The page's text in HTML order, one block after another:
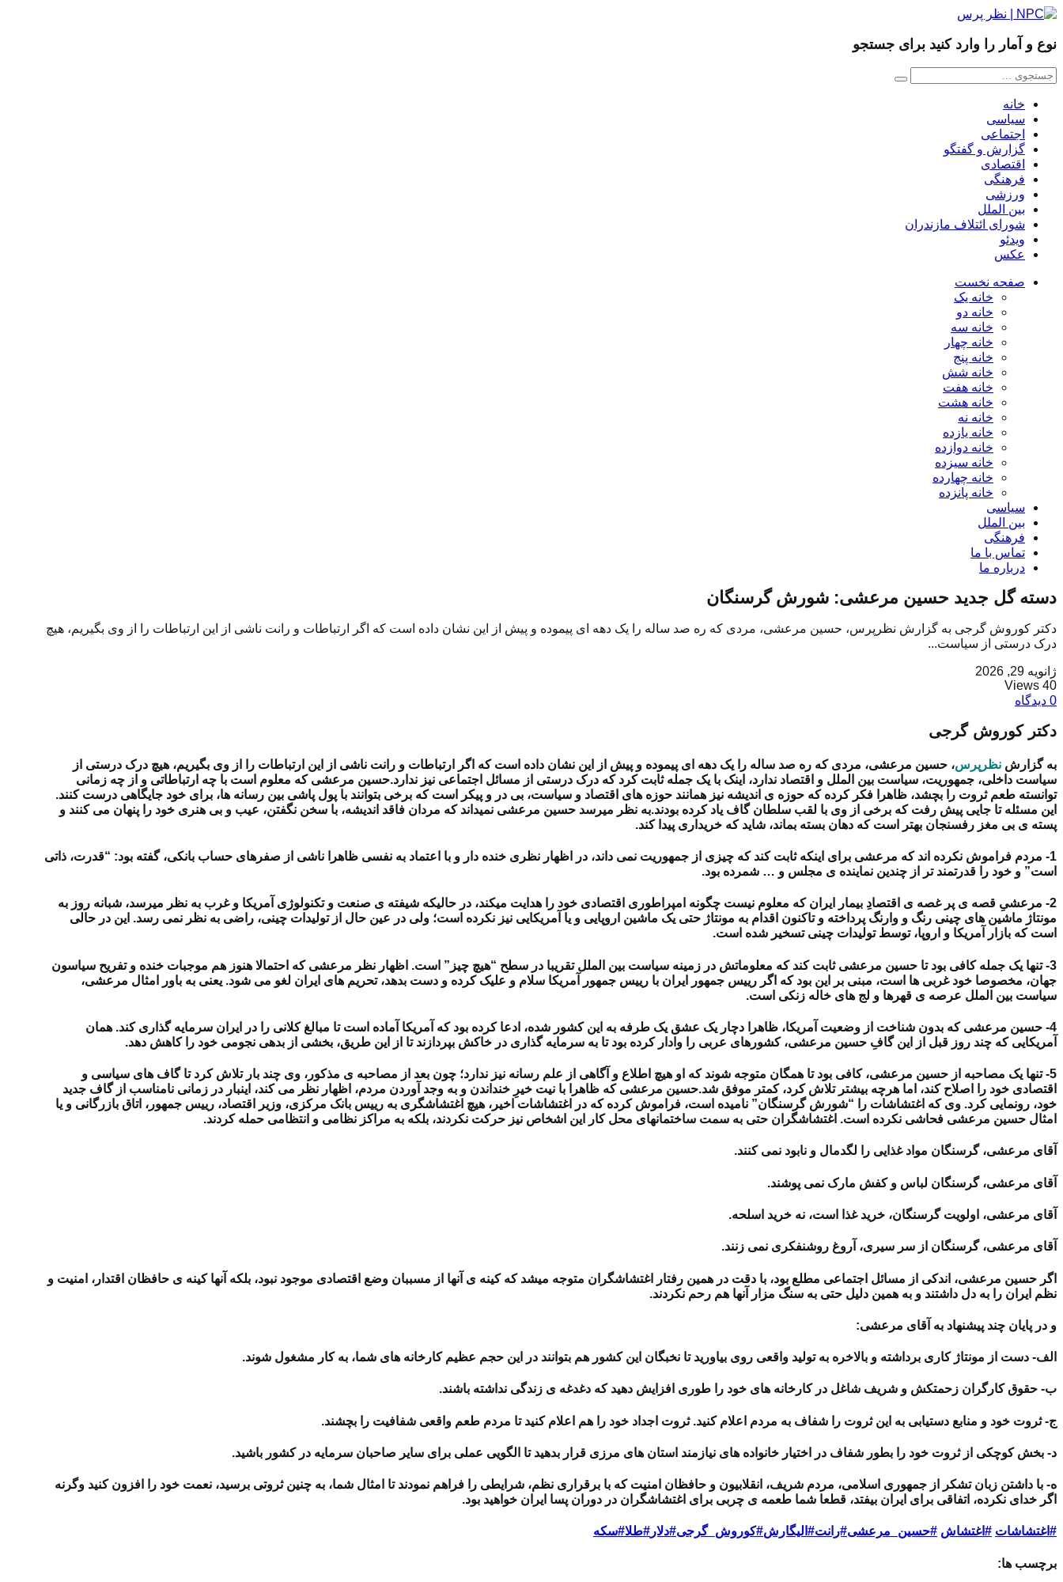
نوع و آمار را وارد کنید برای جستجو
خانه
سیاسی
اجتماعی
گزارش و گفتگو
اقتصادی
فرهنگی
ورزشی
بین الملل
شورای ائتلاف مازندران
ویدئو
عکس
صفحه نخست
خانه یک
خانه دو
خانه سه
خانه چهار
خانه پنج
خانه شش
خانه هفت
خانه هشت
خانه نه
خانه یازده
خانه دوازده
خانه سیزده
خانه چهارده
خانه پانزده
سیاسی
بین الملل
فرهنگی
تماس با ما
درباره ما
دسته گل جدید حسین مرعشی: شورش گرسنگان
دکتر کوروش گرجی به گزارش نظرپرس، حسین مرعشی، مردی که ره صد ساله را یک دهه ای پیموده و پیش از این نشان داده است که اگر ارتباطات و رانت ناشی از این ارتباطات را از وی بگیریم، هیچ
درک درستی از سیاست...
ژانویه 29, 2026
40 Views
0 دیدگاه
دکتر کوروش گرجی
به گزارش نظرپرس، حسین مرعشی، مردی که ره صد ساله را یک دهه ای پیموده و پیش از این نشان داده است که اگر ارتباطات و رانت ناشی از این ارتباطات را از وی بگیریم، هیچ درک درستی از
سیاست داخلی، جمهوریت، سیاست بین الملل و اقتصاد ندارد، اینک با یک جمله ثابت کرد که درک درستی از مسائل اجتماعی نیز ندارد.حسین مرعشی که معلوم است با چه ارتباطاتی و از چه زمانی
توانسته طعم ثروت را بچشد، ظاهرا فکر کرده که حوزه ی اندیشه نیز همانند حوزه های اقتصاد و سیاست، بی در و پیکر است که برخی بتوانند با پول پاشی بین رسانه ها، برای خود جایگاهی درست کنند.
این مسئله تا جایی پیش رفت که برخی از وی با لقب سلطان گاف یاد کرده بودند.به نظر میرسد حسین مرعشی نمیداند که مردان فاقد اندیشه، با سخن نگفتن، عیب و بی هنری خود را پنهان می کنند و
پسته ی بی مغز رفسنجان بهتر است که دهان بسته بماند، شاید که خریداری پیدا کند.
1- مردم فراموش نکرده اند که مرعشی برای اینکه ثابت کند که چیزی از جمهوریت نمی داند، در اظهار نظری خنده دار و با اعتماد به نفسی ظاهرا ناشی از صفرهای حساب بانکی، گفته بود: “قدرت، ذاتی
است” و خود را قدرتمند تر از چندین نماینده ی مجلس و … شمرده بود.
2- مرعشیِ قصه ی پر غصه ی اقتصادِ بیمار ایران که معلوم نیست چگونه امپراطوری اقتصادی خود را هدایت میکند، در حالیکه شیفته ی صنعت و تکنولوژی آمریکا و غرب به نظر میرسد، شبانه روز به
مونتاژ ماشین های چینی رنگ و وارنگ پرداخته و تاکنون اقدام به مونتاژ حتی یک ماشین اروپایی و یا آمریکایی نیز نکرده است؛ ولی در عین حال از تولیدات چینی، راضی به نظر نمی رسد. این در حالی
است که بازار آمریکا و اروپا، توسط تولیدات چینی تسخیر شده است.
3- تنها یک جمله کافی بود تا حسین مرعشی ثابت کند که معلوماتش در زمینه سیاست بین الملل تقریبا در سطح “هیچ چیز” است. اظهار نظر مرعشی که احتمالا هنوز هم موجبات خنده و تفریح سیاسون
جهان، مخصوصا خود غربی ها است، مبنی بر این بود که اگر رییس جمهور ایران با رییس جمهور آمریکا سلام و علیک کرده و دست بدهد، تحریم های ایران لغو می شود. یعنی به باور امثال مرعشی،
سیاست بین الملل عرصه ی قهرها و لج های خاله زنکی است.
4- حسین مرعشی که بدون شناخت از وضعیت آمریکا، ظاهرا دچار یک عشق یک طرفه به این کشور شده، ادعا کرده بود که آمریکا آماده است تا مبالغ کلانی را در ایران سرمایه گذاری کند. همان
آمریکایی که چند روز قبل از این گافِ حسین مرعشی، کشورهای عربی را وادار کرده بود تا به سرمایه گذاری در خاکش بپردازند تا از این طریق، بخشی از بدهی نجومی خود را کاهش دهد.
5- تنها یک مصاحبه از حسین مرعشی، کافی بود تا همگان متوجه شوند که او هیچ اطلاع و آگاهی از علم رسانه نیز ندارد؛ چون بعد از مصاحبه ی مذکور، وی چند بار تلاش کرد تا گاف های سیاسی و
اقتصادی خود را اصلاح کند، اما هرچه بیشتر تلاش کرد، کمتر موفق شد.حسین مرعشی که ظاهرا با نیت خیرِ خنداندن و به وجد آوردن مردم، اظهار نظر می کند، اینبار در زمانی نامناسب از گاف جدید
خود، رونمایی کرد. وی که اغتشاشات را “شورش گرسنگان” نامیده است، فراموش کرده که در اغتشاشات اخیر، هیچ اغتشاشگری به رییس بانک مرکزی، وزیر اقتصاد، رییس جمهور، اتاق بازرگانی و یا
امثال حسین مرعشی فحاشی نکرده است. اغتشاشگران حتی به سمت ساختمانهای محل کار این اشخاص نیز حرکت نکردند، بلکه به مراکز نظامی و انتظامی حمله کردند.
آقای مرعشی، گرسنگان مواد غذایی را لگدمال و نابود نمی کنند.
آقای مرعشی، گرسنگان لباس و کفش مارک نمی پوشند.
آقای مرعشی، اولویت گرسنگان، خرید غذا است، نه خرید اسلحه.
آقای مرعشی، گرسنگان از سر سیری، آروغ روشنفکری نمی زنند.
اگر حسین مرعشی، اندکی از مسائل اجتماعی مطلع بود، با دقت در همین رفتار اغتشاشگران متوجه میشد که کینه ی آنها از مسببان وضع اقتصادی موجود نبود، بلکه آنها کینه ی حافظان اقتدار، امنیت و
نظم ایران را به دل داشتند و به همین دلیل حتی به سنگ مزار آنها هم رحم نکردند.
و در پایان چند پیشنهاد به آقای مرعشی:
الف- دست از مونتاژ کاری برداشته و بالاخره به تولید واقعی روی بیاورید تا نخبگان این کشور هم بتوانند در این حجم عظیم کارخانه های شما، به کار مشغول شوند.
ب- حقوق کارگران زحمتکش و شریف شاغل در کارخانه های خود را طوری افزایش دهید که دغدغه ی زندگی نداشته باشند.
ج- ثروت خود و منابع دستیابی به این ثروت را شفاف به مردم اعلام کنید. ثروت اجداد خود را هم اعلام کنید تا مردم طعم واقعی شفافیت را بچشند.
د- بخش کوچکی از ثروت خود را بطور شفاف در اختیار خانواده های نیازمند استان های مرزی قرار بدهید تا الگویی عملی برای سایر صاحبان سرمایه در کشور باشید.
ه- با داشتن زبان تشکر از جمهوری اسلامی، مردم شریف، انقلابیون و حافظان امنیت که با برقراری نظم، شرایطی را فراهم نمودند تا امثال شما، به چنین ثروتی برسید، نعمت خود را افزون کنید وگرنه
اگر خدای نکرده، اتفاقی برای ایران بیفتد، قطعا شما طعمه ی چربی برای اغتشاشگران در دوران پسا ایران خواهید بود.
#اغتشاشات #اغتشاش #حسین_مرعشی#رانت#الیگارش#کوروش_گرجی#دلار #طلا#سکه
برچسب ها: